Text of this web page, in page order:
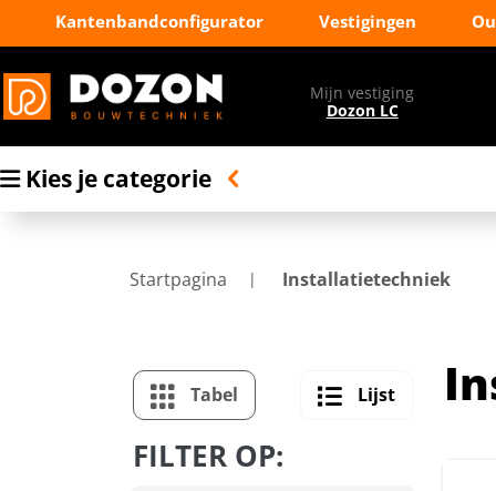
Kantenbandconfigurator Vestigingen
Mijn vestiging
Dozon LC
Kies je categorie
Startpagina Installatietechniek
Tabel Lijst
FILTER OP: